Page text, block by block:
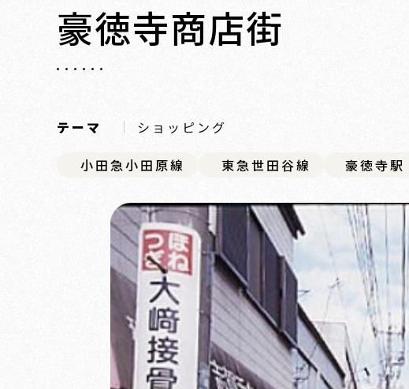
豪徳寺商店街
テーマ
ショッピング
小田急小田原線
東急世田谷線 豪徳寺駅